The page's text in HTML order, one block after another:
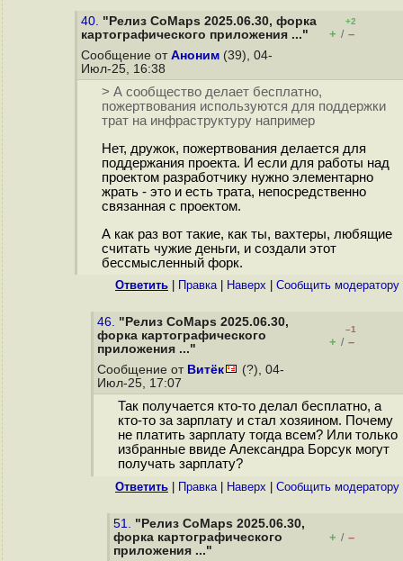
40. "Релиз CoMaps 2025.06.30, форка
картографического приложения ..."
+2
+ / –
Сообщение от Аноним (39), 04-
Июл-25, 16:38
> А сообщество делает бесплатно,
пожертвования используются для поддержки
трат на инфраструктуру например
Нет, дружок, пожертвования делается для
поддержания проекта. И если для работы над
проектом разработчику нужно элементарно
жрать - это и есть трата, непосредственно
связанная с проектом.
А как раз вот такие, как ты, вахтеры, любящие
считать чужие деньги, и создали этот
бессмысленный форк.
Ответить Правка| Наверх Cообщить модератору
46. "Релиз CoMaps 2025.06.30,
форка картографического
приложения ..."
–1
+ / –
Сообщение от Витёк
(?), 04-
Июл-25, 17:07
Так получается кто-то делал бесплатно, а
кто-то за зарплату и стал хозяином. Почему
не платить зарплату тогда всем? Или только
избранные ввиде Александра Борсук могут
получать зарплату?
Ответить Правка| Наверх Cообщить модератору
51. "Релиз CoMaps 2025.06.30,
форка картографического
приложения ..."
+ / –